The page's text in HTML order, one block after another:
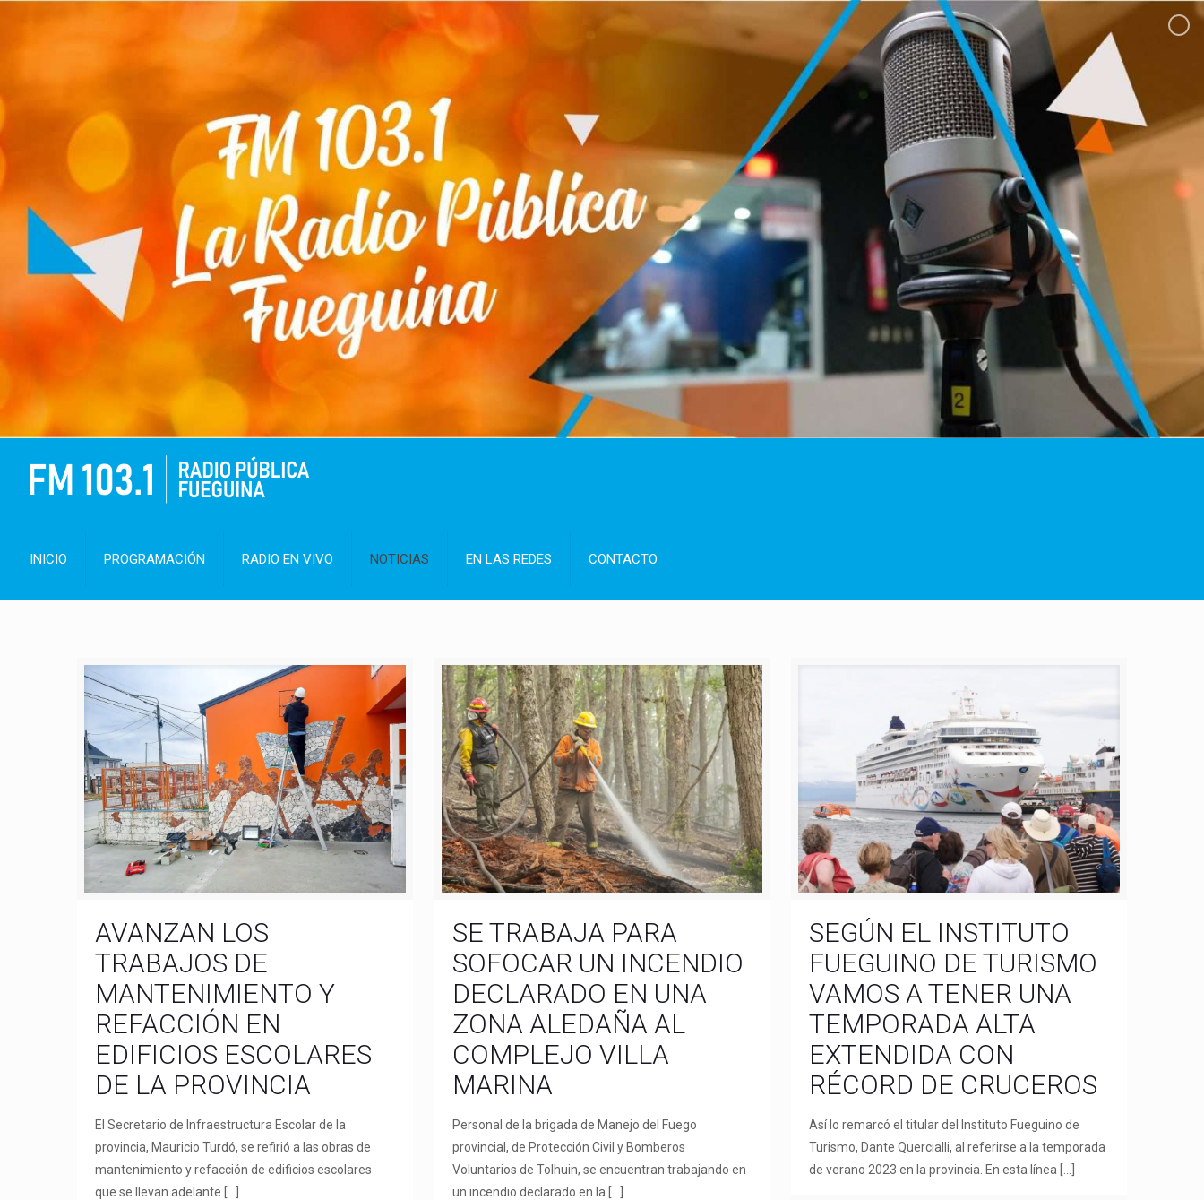
INICIO PROGRAMACIÓN RADIO EN VIVO NOTICIAS EN LAS REDES CONTACTO
AVANZAN LOS
TRABAJOS DE
MANTENIMIENTO Y
REFACCIÓN EN
EDIFICIOS ESCOLARES
DE LA PROVINCIA
El Secretario de Infraestructura Escolar de la
provincia, Mauricio Turdó, se refirió a las obras de
mantenimiento y refacción de edificios escolares
que se llevan adelante
SE TRABAJA PARA
SOFOCAR UN INCENDIO
DECLARADO EN UNA
ZONA ALEDAÑA AL
COMPLEJO VILLA
MARINA
Personal de la brigada de Manejo del Fuego
provincial, de Protección Civil y Bomberos
Voluntarios de Tolhuin, se encuentran trabajando en
un incendio declarado en la
SEGÚN EL INSTITUTO
FUEGUINO DE TURISMO
VAMOS A TENER UNA
TEMPORADA ALTA
EXTENDIDA CON
RÉCORD DE CRUCEROS
Así lo remarcó el titular del Instituto Fueguino de
Turismo, Dante Quercialli, al referirse a la temporada
de verano 2023 en la provincia. En esta línea